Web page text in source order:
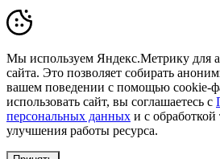
Мы используем Яндекс.Метрику для
сайта. Это позволяет собирать
вашем поведении с помощью cookie-
использовать сайт, вы соглашаетесь с
персональных данных и с
улучшения работы ресурса.